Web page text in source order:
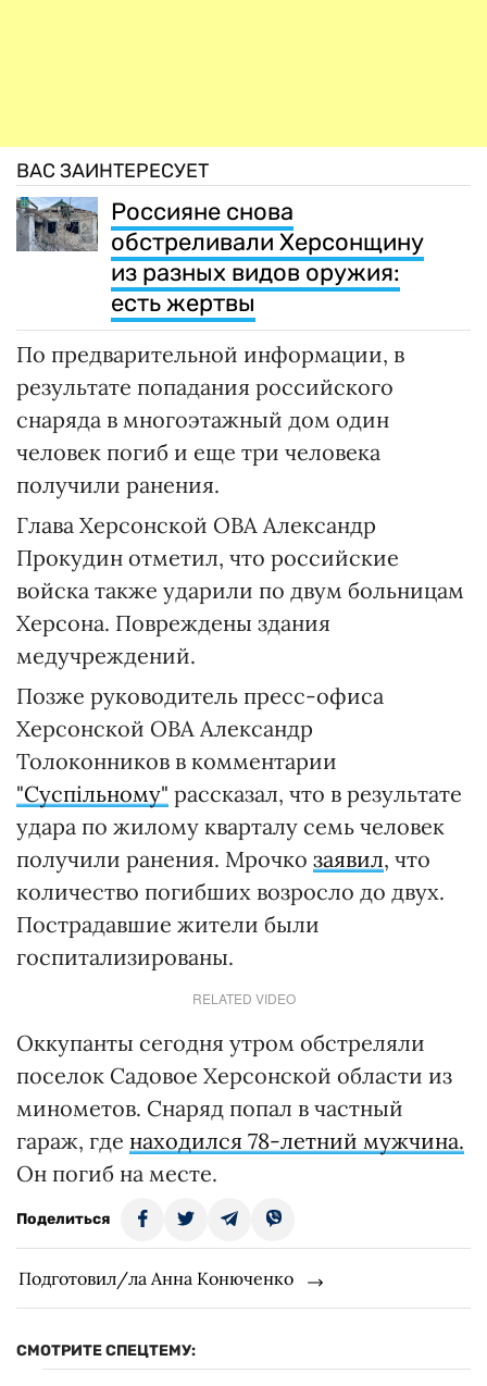
ВАС ЗАИНТЕРЕСУЕТ
Россияне снова
обстреливали Херсонщину
из разных видов оружия:
есть жертвы
По предварительной информации, в
результате попадания российского
снаряда в многоэтажный дом один
человек погиб и еще три человека
получили ранения.
Глава Херсонской ОВА Александр
Прокудин отметил, что российские
войска также ударили по двум больницам
Херсона. Повреждены здания
медучреждений.
Позже руководитель пресс-офиса
Херсонской ОВА Александр
Толоконников в комментарии
"Суспільному" рассказал, что в результате
удара по жилому кварталу семь человек
получили ранения. Мрочко заявил, что
количество погибших возросло до двух.
Пострадавшие жители были
госпитализированы.
RELATED VIDEO
Оккупанты сегодня утром обстреляли
поселок Садовое Херсонской области из
минометов. Снаряд попал в частный
гараж, где находился 78-летний мужчина.
Он погиб на месте.
Поделиться
Подготовил/ла Анна Конюченко
СМОТРИТЕ СПЕЦТЕМУ: